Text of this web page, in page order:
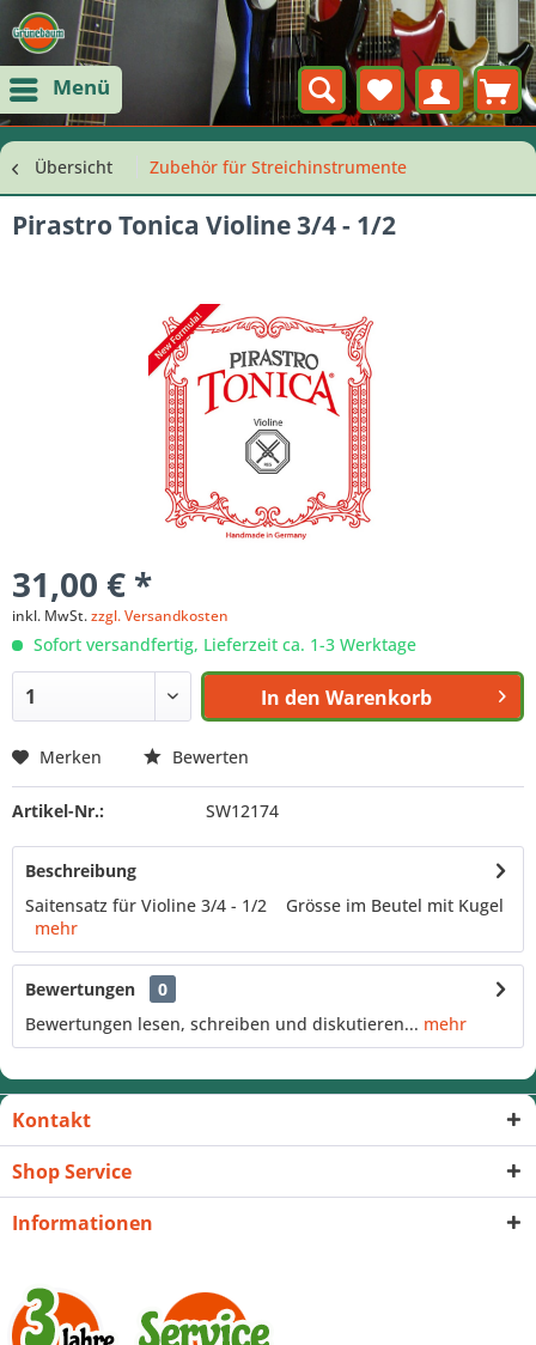
Menü
Übersicht Zubehör für Streichinstrumente
Pirastro Tonica Violine 3/4 - 1/2
31,00 € *
inkl. MwSt.zzgl. Versandkosten
Sofort versandfertig, Lieferzeit ca. 1-3 Werktage
In den Warenkorb
Merken Bewerten
Artikel-Nr.: SW12174
Beschreibung
Saitensatz für Violine 3/4 - 1/2 Grösse im Beutel mit Kugel
mehr
Bewertungen
0
Bewertungen lesen, schreiben und diskutieren... mehr
Kontakt
Shop Service
Informationen